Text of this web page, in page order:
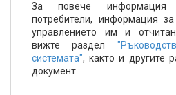
За повече информация
потребители, информация
управлението им и
вижте раздел
системата", както и другите
документ.